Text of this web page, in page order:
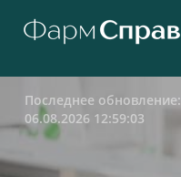
Последнее обновление:
06.08.2026 12:59:03